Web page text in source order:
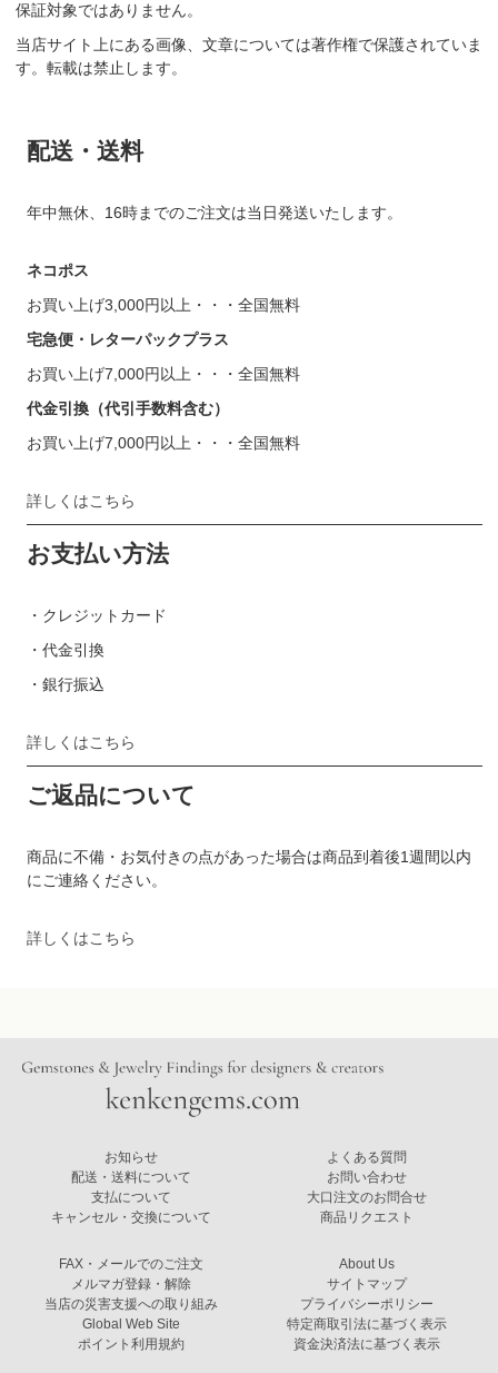
保証対象ではありません。
当店サイト上にある画像、文章については著作権で保護されていま
す。転載は禁止します。
配送・送料
年中無休、16時までのご注文は当日発送いたします。
ネコポス
お買い上げ3,000円以上・・・全国無料
宅急便・レターパックプラス
お買い上げ7,000円以上・・・全国無料
代金引換（代引手数料含む）
お買い上げ7,000円以上・・・全国無料
詳しくはこちら
お支払い方法
・クレジットカード
・代金引換
・銀行振込
詳しくはこちら
ご返品について
商品に不備・お気付きの点があった場合は商品到着後1週間以内
にご連絡ください。
詳しくはこちら
お知らせ
配送・送料について
支払について
キャンセル・交換について
よくある質問
お問い合わせ
大口注文のお問合せ
商品リクエスト
FAX・メールでのご注文
メルマガ登録・解除
当店の災害支援への取り組み
Global Web Site
ポイント利用規約
About Us
サイトマップ
プライバシーポリシー
特定商取引法に基づく表示
資金決済法に基づく表示